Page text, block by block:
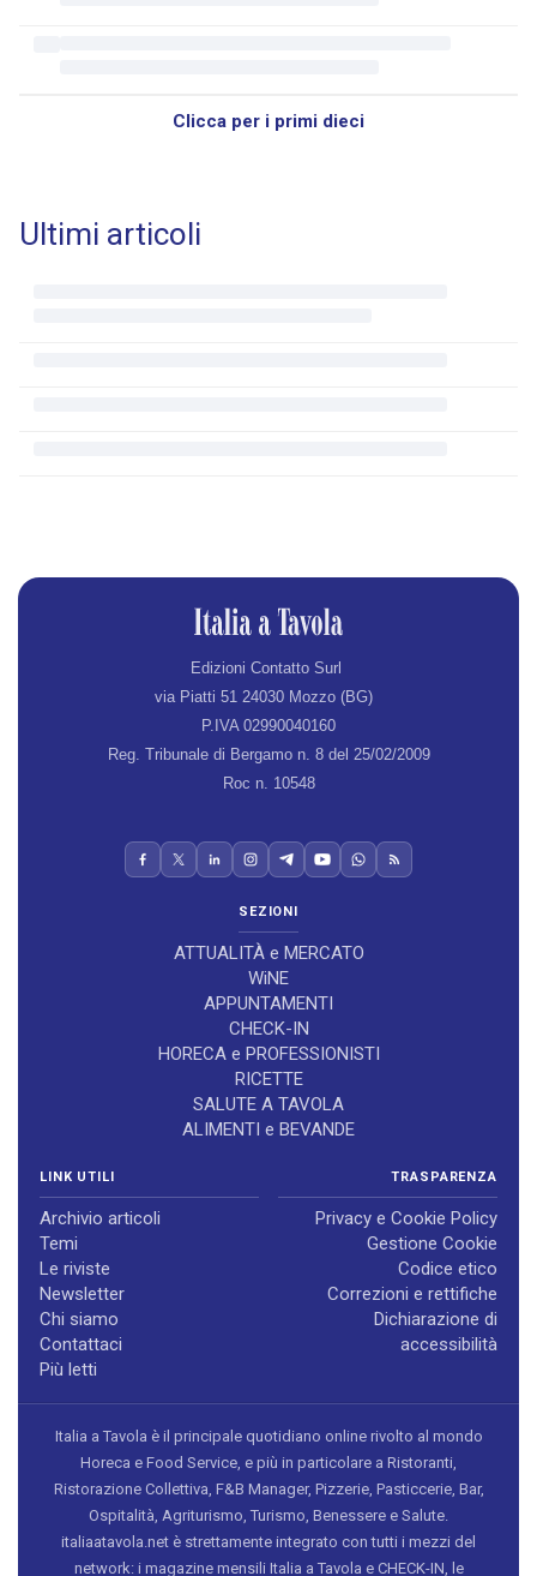
Clicca per i primi dieci
Ultimi articoli
Edizioni Contatto Surl
via Piatti 51 24030 Mozzo (BG)
P.IVA 02990040160
Reg. Tribunale di Bergamo n. 8 del 25/02/2009
Roc n. 10548
SEZIONI
ATTUALITÀ e MERCATO
WiNE
APPUNTAMENTI
CHECK-IN
HORECA e PROFESSIONISTI
RICETTE
SALUTE A TAVOLA
ALIMENTI e BEVANDE
LINK UTILI
Archivio articoli
Temi
Le riviste
Newsletter
Chi siamo
Contattaci
Più letti
TRASPARENZA
Privacy e Cookie Policy
Gestione Cookie
Codice etico
Correzioni e rettifiche
Dichiarazione di
accessibilità
Italia a Tavola è il principale quotidiano online rivolto al mondo
Horeca e Food Service, e più in particolare a Ristoranti,
Ristorazione Collettiva, F&B Manager, Pizzerie, Pasticcerie, Bar,
Ospitalità, Agriturismo, Turismo, Benessere e Salute.
italiaatavola.net è strettamente integrato con tutti i mezzi del
network: i magazine mensili Italia a Tavola e CHECK-IN, le